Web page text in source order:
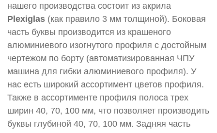
нашего производства состоит из акрила
Plexiglas (как правило 3 мм толщиной). Боковая
часть буквы производится из крашеного
алюминиевого изогнутого профиля с достойным
чертежом по борту (автоматизированная ЧПУ
машина для гибки алюминиевого профиля). У
нас есть широкий ассортимент цветов профиля.
Также в ассортименте профиля полоса трех
ширин 40, 70, 100 мм, что позволяет производить
буквы глубиной 40, 70, 100 мм. Задняя часть